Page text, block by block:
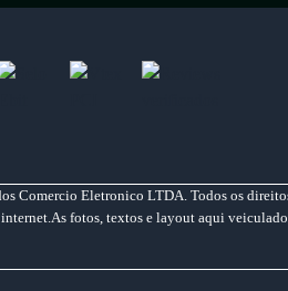
Comercio Eletronico LTDA. Todos os
fotos, textos e layout aqui